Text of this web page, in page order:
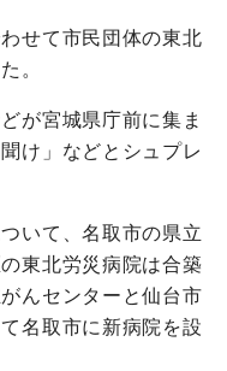
せて市民団体の東北
。
が宮城県庁前に集ま
け」などとシュプレ
いて、名取市の県立
東北労災病院は合築
んセンターと仙台市
名取市に新病院を設